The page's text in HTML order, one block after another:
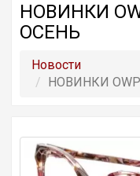
НОВИНКИ
ОСЕНЬ
Новости
НОВИНКИ